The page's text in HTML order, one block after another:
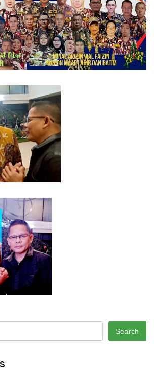
Search